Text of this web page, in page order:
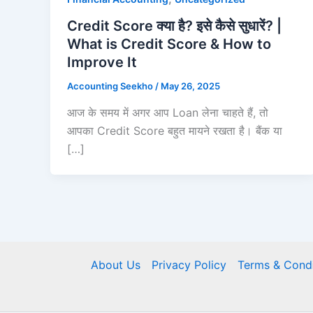
Credit Score क्या है? इसे कैसे सुधारें? |
What is Credit Score & How to
Improve It
Accounting Seekho / May 26, 2025
आज के समय में अगर आप Loan लेना चाहते हैं, तो
आपका Credit Score बहुत मायने रखता है। बैंक या
[…]
About Us Privacy Policy Terms &